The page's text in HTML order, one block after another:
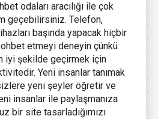
odaları aracılığı ile çok
geçebilirsiniz. Telefon,
başında yapacak hiçbir
etmeyi deneyin çünkü
iyi şekilde geçirmek için
Yeni insanlar tanımak
yeni şeyler öğretir ve
insanlar ile paylaşmanıza
bir site tasarladığımızı